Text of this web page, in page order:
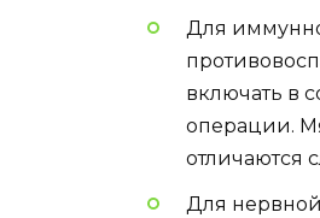
Для
включать в
операции.
отличаются
Для